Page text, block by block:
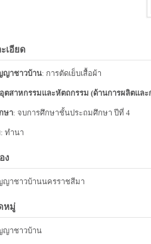
เอียด
าชาวบ้าน: การตัดเย็บเสื้อผ้า
ตสาหกรรมและหัตถกรรม (ด้านการผลิตและ
ษา: จบการศึกษาชั้นประถมศึกษา ปีที่ 4
: ทำนา
ง
าชาวบ้านนครราชสีมา
หมู่
าชาวบ้าน